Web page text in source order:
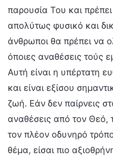
παρουσία Του και
απολύτως φυσικό και
άνθρωποι θα πρέπει να
όποιες αναθέσεις τούς
Αυτή είναι η υπέρτατη
και είναι εξίσου
ζωή. Εάν δεν παίρνεις
αναθέσεις από τον Θεό,
τον πλέον οδυνηρό
θέμα, είσαι πιο